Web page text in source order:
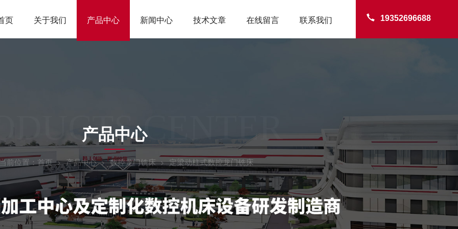
19352696688
页 关于我们 产品中心 新闻中心 技术文章 在线留言 联系我们
CENTER
产品中心
前位置： 首页 产品中心 数控龙门铣床 定梁动柱式数控龙门铣床